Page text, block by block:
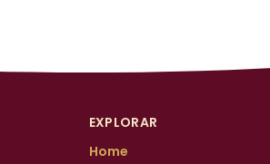
EXPLORAR
Home